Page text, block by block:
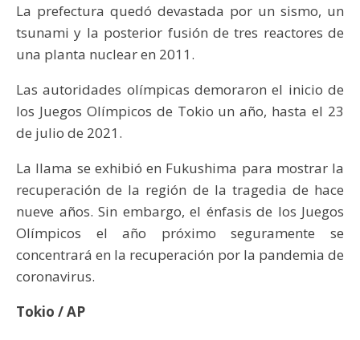
La prefectura quedó devastada por un sismo, un
tsunami y la posterior fusión de tres reactores de
una planta nuclear en 2011.
Las autoridades olímpicas demoraron el inicio de
los Juegos Olímpicos de Tokio un año, hasta el 23
de julio de 2021.
La llama se exhibió en Fukushima para mostrar la
recuperación de la región de la tragedia de hace
nueve años. Sin embargo, el énfasis de los Juegos
Olímpicos el año próximo seguramente se
concentrará en la recuperación por la pandemia de
coronavirus.
Tokio / AP